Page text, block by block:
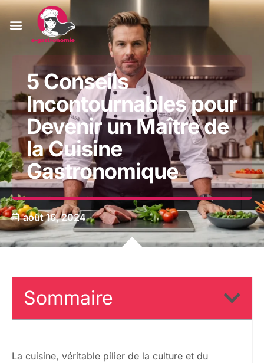
5 Conseils
Incontournables pour
Devenir un Maître de
la Cuisine
Gastronomique
août 16, 2024
Sommaire
La cuisine, véritable pilier de la culture et du